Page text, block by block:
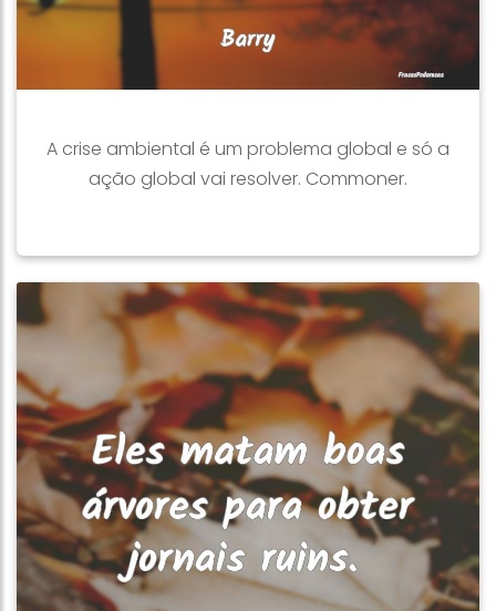
A crise ambiental é um problema global e só a
ação global vai resolver. Commoner.